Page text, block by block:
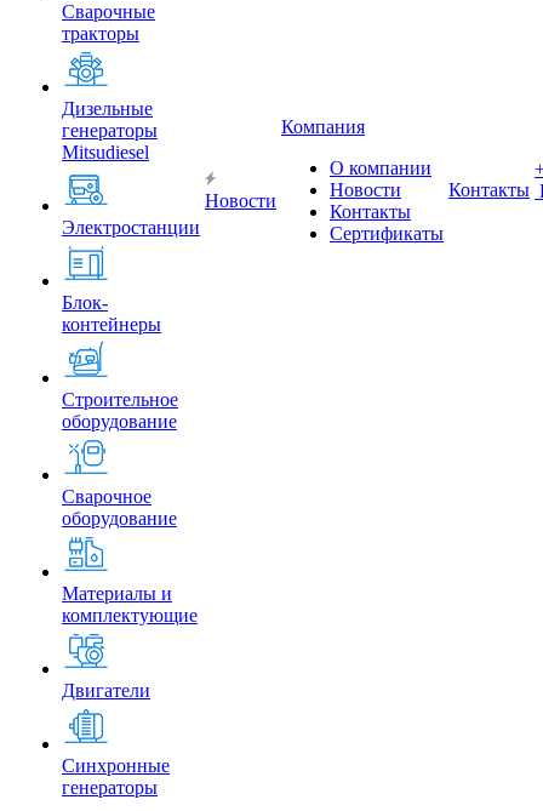
Сварочные
тракторы
Дизельные
генераторы
Mitsudiesel
Электростанции
Блок-
контейнеры
Строительное
оборудование
Сварочное
оборудование
Материалы и
комплектующие
Двигатели
Синхронные
генераторы
Новости
Компания
О компании
Новости
Контакты
Сертификаты
Контакты